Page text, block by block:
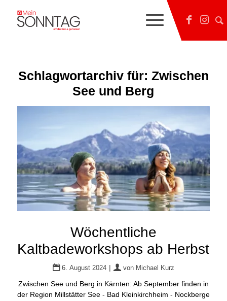
Schlagwortarchiv für: Zwischen
See und Berg
Wöchentliche
Kaltbadeworkshops ab Herbst
6. August 2024 | von Michael Kurz
Zwischen See und Berg in Kärnten: Ab September finden in
der Region Millstätter See - Bad Kleinkirchheim - Nockberge